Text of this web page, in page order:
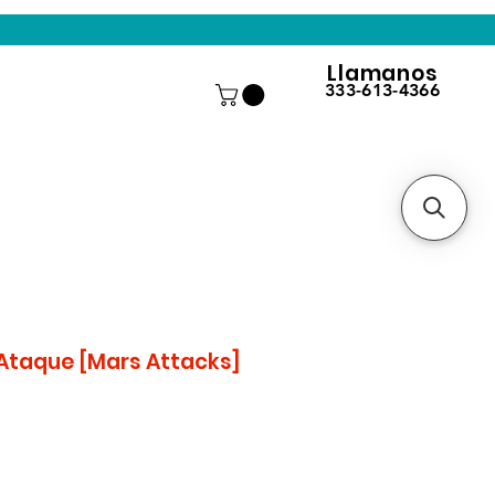
Llamanos
333-613-4366
[Mars Attacks]